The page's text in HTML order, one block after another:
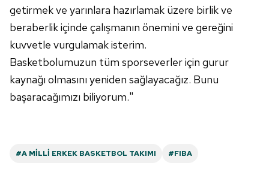
6698 sayılı Kişisel Verilerin Korunması Kanunu uyarınca
hazırlanmış Aydınlatma Metnimizi okumak ve sitemizde
ilgili mevzuata uygun olarak kullanılan çerezlerle ilgili bilgi
almak için lütfen
getirmek ve yarınlara hazırlamak üzere birlik ve
beraberlik içinde çalışmanın önemini ve gereğini
kuvvetle vurgulamak isterim.
Basketbolumuzun tüm sporseverler için gurur
kaynağı olmasını yeniden sağlayacağız. Bunu
başaracağımızı biliyorum."
#A MILLI ERKEK BASKETBOL TAKIMI #FIBA